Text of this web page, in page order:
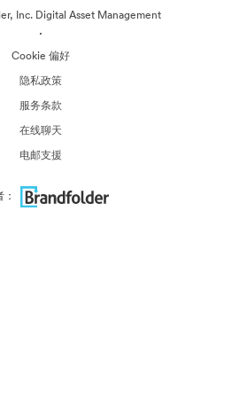
Inc. Digital Asset Management
·
Cookie 偏好
隐私政策
服务条款
在线聊天
电邮支援